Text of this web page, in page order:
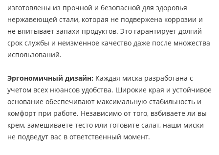
изготовлены из прочной и безопасной для здоровья
нержавеющей стали, которая не подвержена коррозии и
не впитывает запахи продуктов. Это гарантирует долгий
срок службы и неизменное качество даже после множества
использований.
Эргономичный дизайн: Каждая миска разработана с
учетом всех нюансов удобства. Широкие края и устойчивое
основание обеспечивают максимальную стабильность и
комфорт при работе. Независимо от того, взбиваете ли вы
крем, замешиваете тесто или готовите салат, наши миски
не подведут вас в ответственный момент.